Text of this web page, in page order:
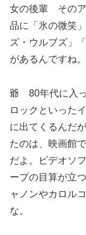
女の後輩 そのア
品に「氷の微笑
ズ・ウルブズ」
があるんですね
爺 80年代に入
ロックといった
に出てくるんだ
たのは、映画館
だよ。ビデオソ
ープの目算が立
ャノンやカロル
な。